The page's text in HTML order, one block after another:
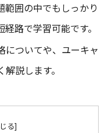
範囲の中でもしっかり
路で学習可能です。
についてや、ユーキャ
説します。